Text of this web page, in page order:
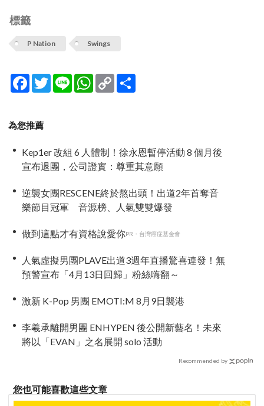
標籤
P Nation Swings
Facebook
TwitterLine WhatsApp
Copy
Link
為您推薦
Kep1er 改組 6 人體制！徐永恩暫停活動 8 個月後
宣布退團，公司證實：尊重其意願
逆襲女團RESCENE終於熬出頭！出道2年首奪音
樂節目冠軍 音源榜、人氣雙雙爆發
做到這點才有資格說愛你PR・台灣癌症基金會
人氣虛擬男團PLAVE出道3週年直播驚喜連發！無
預警宣布「4月13日回歸」粉絲嗨翻～
激新 K-Pop 男團 EMOTI:M 8月9日襲港
李羲承離開男團 ENHYPEN 後公開新藝名！未來
將以「EVAN」之名展開 solo 活動
Recommended by
您也可能喜歡這些文章